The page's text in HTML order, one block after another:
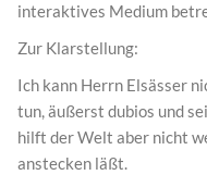
interaktives Medium
Zur Klarstellung:
Ich kann Herrn Elsässer
tun, äußerst dubios und
hilft der Welt aber nicht
anstecken läßt.